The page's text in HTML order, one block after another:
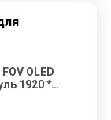
OLED
1920 *